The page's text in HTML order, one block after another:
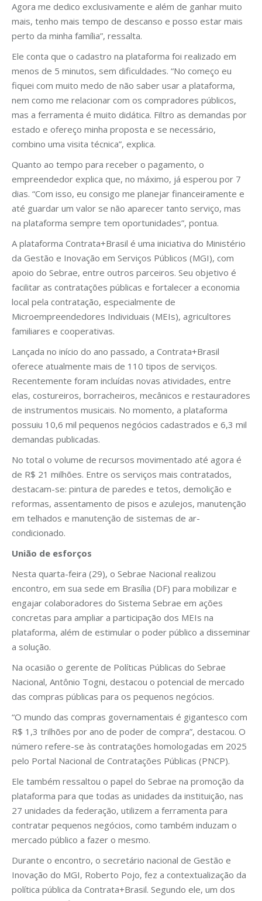
Agora me dedico exclusivamente e além de ganhar muito
mais, tenho mais tempo de descanso e posso estar mais
perto da minha família”, ressalta.
Ele conta que o cadastro na plataforma foi realizado em
menos de 5 minutos, sem dificuldades. “No começo eu
fiquei com muito medo de não saber usar a plataforma,
nem como me relacionar com os compradores públicos,
mas a ferramenta é muito didática. Filtro as demandas por
estado e ofereço minha proposta e se necessário,
combino uma visita técnica”, explica.
Quanto ao tempo para receber o pagamento, o
empreendedor explica que, no máximo, já esperou por 7
dias. “Com isso, eu consigo me planejar financeiramente e
até guardar um valor se não aparecer tanto serviço, mas
na plataforma sempre tem oportunidades”, pontua.
A plataforma Contrata+Brasil é uma iniciativa do Ministério
da Gestão e Inovação em Serviços Públicos (MGI), com
apoio do Sebrae, entre outros parceiros. Seu objetivo é
facilitar as contratações públicas e fortalecer a economia
local pela contratação, especialmente de
Microempreendedores Individuais (MEIs), agricultores
familiares e cooperativas.
Lançada no início do ano passado, a Contrata+Brasil
oferece atualmente mais de 110 tipos de serviços.
Recentemente foram incluídas novas atividades, entre
elas, costureiros, borracheiros, mecânicos e restauradores
de instrumentos musicais. No momento, a plataforma
possuiu 10,6 mil pequenos negócios cadastrados e 6,3 mil
demandas publicadas.
No total o volume de recursos movimentado até agora é
de R$ 21 milhões. Entre os serviços mais contratados,
destacam-se: pintura de paredes e tetos, demolição e
reformas, assentamento de pisos e azulejos, manutenção
em telhados e manutenção de sistemas de ar-
condicionado.
União de esforços
Nesta quarta-feira (29), o Sebrae Nacional realizou
encontro, em sua sede em Brasília (DF) para mobilizar e
engajar colaboradores do Sistema Sebrae em ações
concretas para ampliar a participação dos MEIs na
plataforma, além de estimular o poder público a disseminar
a solução.
Na ocasião o gerente de Políticas Públicas do Sebrae
Nacional, Antônio Togni, destacou o potencial de mercado
das compras públicas para os pequenos negócios.
“O mundo das compras governamentais é gigantesco com
R$ 1,3 trilhões por ano de poder de compra”, destacou. O
número refere-se às contratações homologadas em 2025
pelo Portal Nacional de Contratações Públicas (PNCP).
Ele também ressaltou o papel do Sebrae na promoção da
plataforma para que todas as unidades da instituição, nas
27 unidades da federação, utilizem a ferramenta para
contratar pequenos negócios, como também induzam o
mercado público a fazer o mesmo.
Durante o encontro, o secretário nacional de Gestão e
Inovação do MGI, Roberto Pojo, fez a contextualização da
política pública da Contrata+Brasil. Segundo ele, um dos